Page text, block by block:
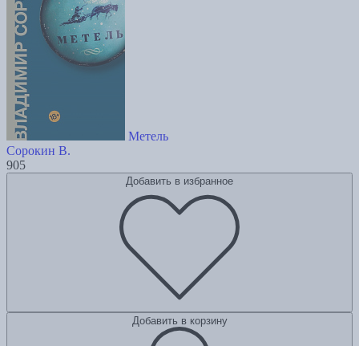
Метель
Сорокин В.
905
Добавить в избранное
Добавить в корзину